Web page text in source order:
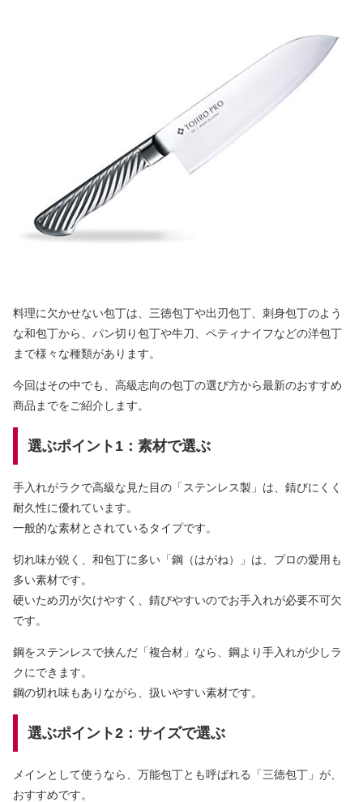
料理に欠かせない包丁は、三徳包丁や出刃包丁、刺身包丁のよう
な和包丁から、パン切り包丁や牛刀、ペティナイフなどの洋包丁
まで様々な種類があります。
今回はその中でも、高級志向の包丁の選び方から最新のおすすめ
商品までをご紹介します。
選ぶポイント1：素材で選ぶ
手入れがラクで高級な見た目の「ステンレス製」は、錆びにくく
耐久性に優れています。
一般的な素材とされているタイプです。
切れ味が鋭く、和包丁に多い「鋼（はがね）」は、プロの愛用も
多い素材です。
硬いため刃が欠けやすく、錆びやすいのでお手入れが必要不可欠
です。
鋼をステンレスで挟んだ「複合材」なら、鋼より手入れが少しラ
クにできます。
鋼の切れ味もありながら、扱いやすい素材です。
選ぶポイント2：サイズで選ぶ
メインとして使うなら、万能包丁とも呼ばれる「三徳包丁」が、
おすすめです。